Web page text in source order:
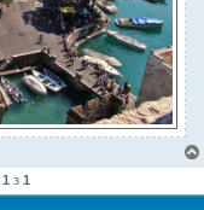
1 з 1